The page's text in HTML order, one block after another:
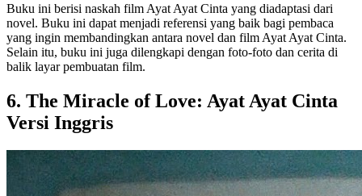
Buku ini berisi naskah film Ayat Ayat Cinta yang diadaptasi dari
novel. Buku ini dapat menjadi referensi yang baik bagi pembaca
yang ingin membandingkan antara novel dan film Ayat Ayat Cinta.
Selain itu, buku ini juga dilengkapi dengan foto-foto dan cerita di
balik layar pembuatan film.
6. The Miracle of Love: Ayat Ayat Cinta
Versi Inggris